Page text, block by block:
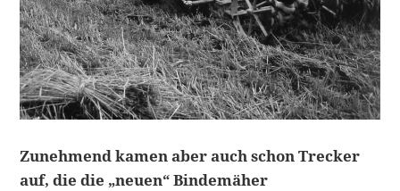
Zunehmend kamen aber auch schon Trecker
auf, die die „neuen“ Bindemäher